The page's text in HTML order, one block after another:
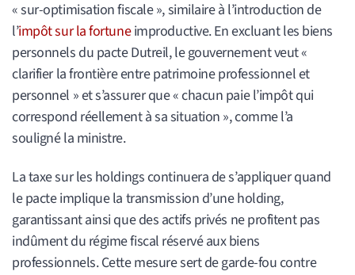
« sur-optimisation fiscale », similaire à l’introduction de
l’impôt sur la fortuneimproductive. En excluant les biens
personnels du pacte Dutreil, le gouvernement veut «
clarifier la frontière entre patrimoine professionnel et
personnel » et s’assurer que « chacun paie l’impôt qui
correspond réellement à sa situation », comme l’a
souligné la ministre.
La taxe sur les holdings continuera de s’appliquer quand
le pacte implique la transmission d’une holding,
garantissant ainsi que des actifs privés ne profitent pas
indûment du régime fiscal réservé aux biens
professionnels. Cette mesure sert de garde-fou contre